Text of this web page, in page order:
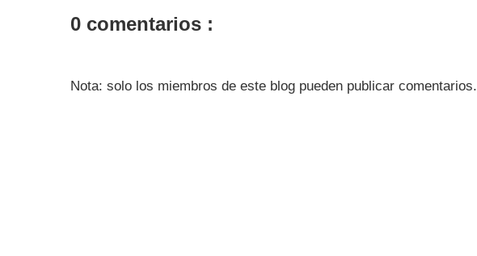
0 comentarios :
Nota: solo los miembros de este blog pueden publicar comentarios.